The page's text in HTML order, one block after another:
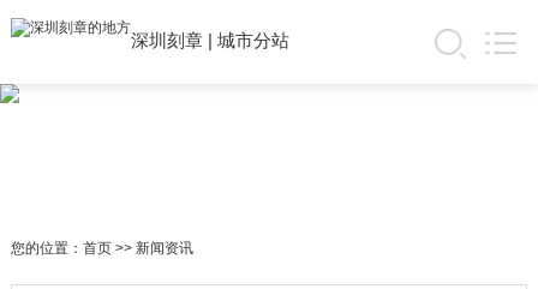
深圳刻章| 城市分站
您的位置： 首页>> 新闻资讯